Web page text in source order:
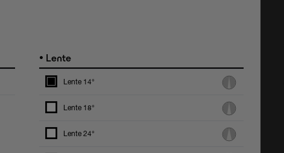
• Lente
Lente 14°
Lente 18°
Lente 24°